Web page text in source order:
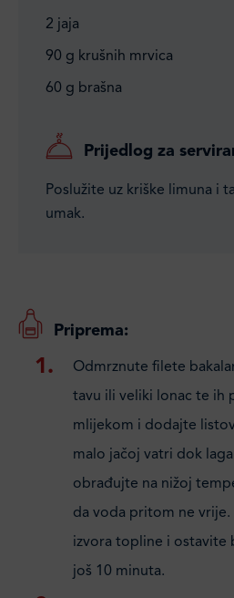
2 jaja
90 g krušnih mrvica
60 g brašna
Prijedlog za
Poslužite uz kriške limuna i
umak.
Priprema:
Odmrznute filete
tavu ili veliki lonac te ih
mlijekom i dodajte
malo jačoj vatri dok
obrađujte na nižoj
da voda pritom ne vrije.
izvora topline i ostavite
još 10 minuta.